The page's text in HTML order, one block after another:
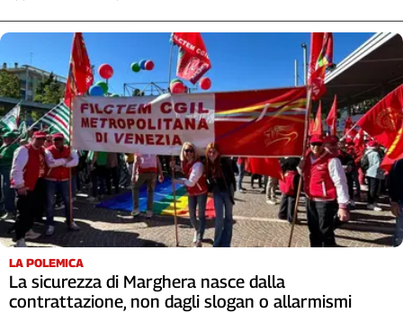
LA POLEMICA
La sicurezza di Marghera nasce dalla
contrattazione, non dagli slogan o allarmismi